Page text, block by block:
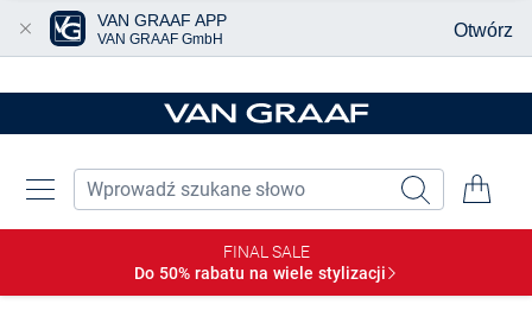
FINAL SALE
Do 50% rabatu na wiele stylizacji
VAN GRAAF APP
VAN GRAAF GmbH Otwórz